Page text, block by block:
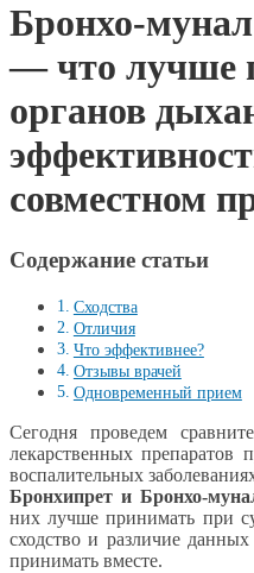
Бронхо-
— что лучше
органов
совместном
Содержание статьи
Сходства
Отличия
Что эффективнее?
Отзывы врачей
Одновременный прием
Сегодня проведем
лекарственных
воспалительных
Бронхипрет и Бронхо-
них лучше принимать при
сходство и различие
принимать вместе.